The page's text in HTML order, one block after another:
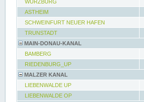
WÜRZBURG
ASTHEIM
SCHWEINFURT NEUER HAFEN
TRUNSTADT
MAIN-DONAU-KANAL
BAMBERG
RIEDENBURG_UP
MALZER KANAL
LIEBENWALDE UP
LIEBENWALDE OP